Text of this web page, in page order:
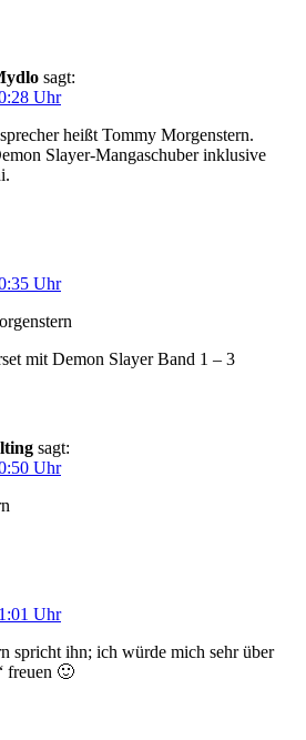
sagt:
Uhr
heißt Tommy Morgenstern.
Slayer-Mangaschuber inklusive
Uhr
mit Demon Slayer Band 1 – 3
sagt:
Uhr
Uhr
spricht ihn; ich würde mich sehr über
freuen 🙂